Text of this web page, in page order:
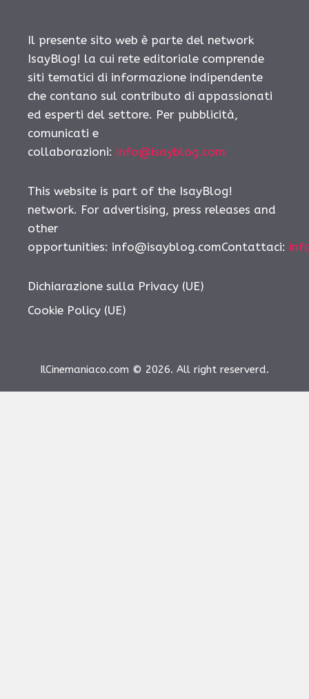
Il presente sito web è parte del network
IsayBlog! la cui rete editoriale comprende
siti tematici di informazione indipendente
che contano sul contributo di appassionati
ed esperti del settore. Per pubblicità,
comunicati e
collaborazioni: info@isayblog.com
This website is part of the IsayBlog!
network. For advertising, press releases and
other
opportunities: info@isayblog.comContattaci:
Dichiarazione sulla Privacy (UE)
Cookie Policy (UE)
IlCinemaniaco.com © 2026. All right reserverd.